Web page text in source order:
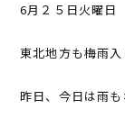
6月２５日火曜日
東北地方も梅雨
昨日、今日は雨も